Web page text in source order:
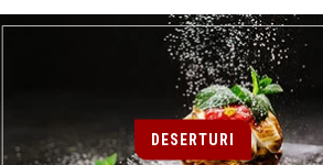
DESERTURI